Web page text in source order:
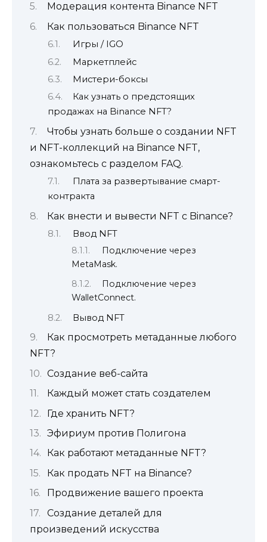
Модерация контента Binance NFT
Как пользоваться Binance NFT
Игры / IGO
Маркетплейс
Мистери-боксы
Как узнать о предстоящих
продажах на Binance NFT?
Чтобы узнать больше о создании NFT
и NFT-коллекций на Binance NFT,
ознакомьтесь с разделом FAQ.
Плата за развертывание смарт-
контракта
Как внести и вывести NFT с Binance?
Ввод NFT
Подключение через
MetaMask.
Подключение через
WalletConnect.
Вывод NFT
Как просмотреть метаданные любого
NFT?
Создание веб-сайта
Каждый может стать создателем
Где хранить NFT?
Эфириум против Полигона
Как работают метаданные NFT?
Как продать NFT на Binance?
Продвижение вашего проекта
Создание деталей для
произведений искусства